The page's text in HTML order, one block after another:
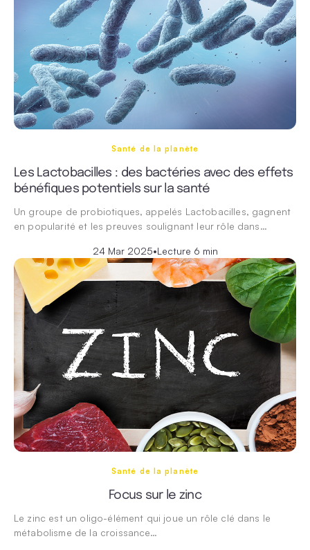
Santé de la planète
Les Lactobacilles : des bactéries avec des effets
bénéfiques potentiels sur la santé
Un groupe de probiotiques, appelés Lactobacilles, gagnent
en popularité et les preuves soulignant leur rôle dans…
24 Mar 2025•Lecture 6 min
Santé de la planète
Focus sur le zinc
Le zinc est un oligo-élément qui joue un rôle clé dans le
métabolisme de la croissance…